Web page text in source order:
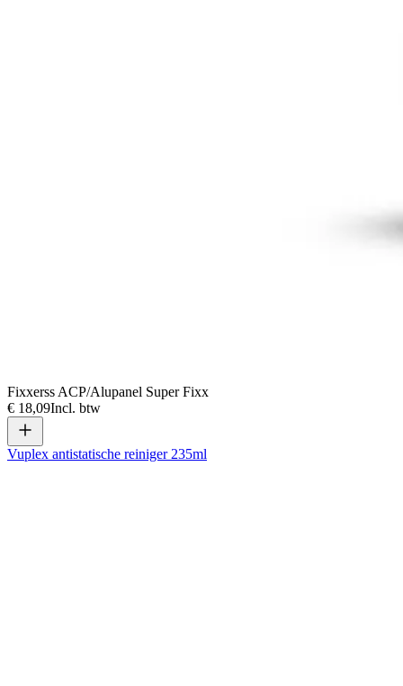
Fixxerss ACP/Alupanel Super Fixx
€ 18,09Incl. btw
Vuplex antistatische reiniger 235ml